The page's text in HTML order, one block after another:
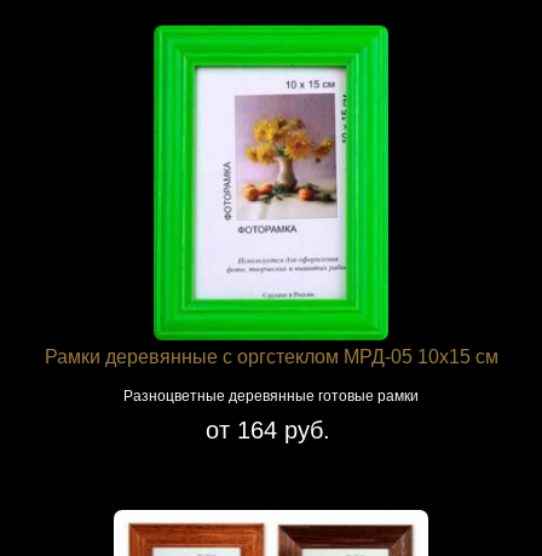
Рамки деревянные с оргстеклом МРД-05 10х15 см
Разноцветные деревянные готовые рамки
от 164 руб.